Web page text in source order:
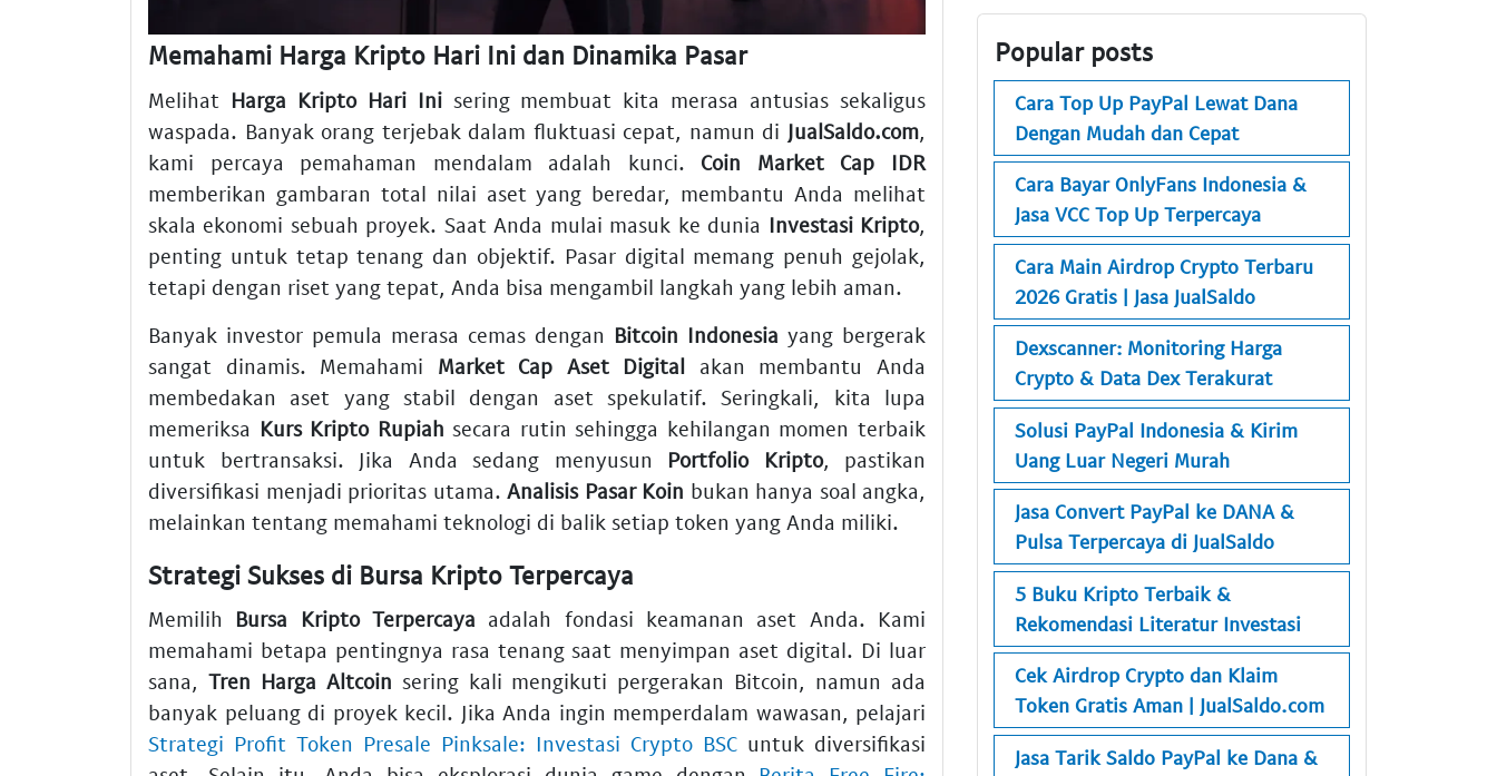
Memahami Harga Kripto Hari Ini dan Dinamika Pasar
Melihat Harga Kripto Hari Inisering membuat kita merasa antusias sekaligus
waspada. Banyak orang terjebak dalam fluktuasi cepat, namun di JualSaldo.com,
kami percaya pemahaman mendalam adalah kunci. Coin Market Cap IDR
memberikan gambaran total nilai aset yang beredar, membantu Anda melihat
skala ekonomi sebuah proyek. Saat Anda mulai masuk ke dunia Investasi Kripto,
penting untuk tetap tenang dan objektif. Pasar digital memang penuh gejolak,
tetapi dengan riset yang tepat, Anda bisa mengambil langkah yang lebih aman.
Banyak investor pemula merasa cemas dengan Bitcoin Indonesia yang bergerak
sangat dinamis. Memahami Market Cap Aset Digital akan membantu Anda
membedakan aset yang stabil dengan aset spekulatif. Seringkali, kita lupa
memeriksa Kurs Kripto Rupiah secara rutin sehingga kehilangan momen terbaik
untuk bertransaksi. Jika Anda sedang menyusun Portfolio Kripto, pastikan
diversifikasi menjadi prioritas utama. Analisis Pasar Koin bukan hanya soal angka,
melainkan tentang memahami teknologi di balik setiap token yang Anda miliki.
Strategi Sukses di Bursa Kripto Terpercaya
Memilih Bursa Kripto Terpercaya adalah fondasi keamanan aset Anda. Kami
memahami betapa pentingnya rasa tenang saat menyimpan aset digital. Di luar
sana, Tren Harga Altcoin sering kali mengikuti pergerakan Bitcoin, namun ada
banyak peluang di proyek kecil. Jika Anda ingin memperdalam wawasan, pelajari
Strategi Profit Token Presale Pinksale: Investasi Crypto BSC untuk diversifikasi
Popular posts
Cara Top Up PayPal Lewat Dana
Dengan Mudah dan Cepat
Cara Bayar OnlyFans Indonesia &
Jasa VCC Top Up Terpercaya
Cara Main Airdrop Crypto Terbaru
2026 Gratis | Jasa JualSaldo
Dexscanner: Monitoring Harga
Crypto & Data Dex Terakurat
Solusi PayPal Indonesia & Kirim
Uang Luar Negeri Murah
Jasa Convert PayPal ke DANA &
Pulsa Terpercaya di JualSaldo
5 Buku Kripto Terbaik &
Rekomendasi Literatur Investasi
Cek Airdrop Crypto dan Klaim
Token Gratis Aman | JualSaldo.com
Jasa Tarik Saldo PayPal ke Dana &